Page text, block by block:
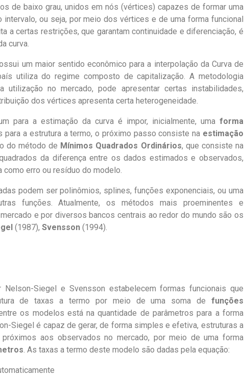
de baixo grau, unidos em nós (vértices) capazes de formar uma
intervalo, ou seja, por meio dos vértices e de uma forma funcional
a certas restrições, que garantam continuidade e diferenciação, é
curva.
um maior sentido econômico para a interpolação da Curva de
utiliza do regime composto de capitalização. A metodologia
utilização no mercado, pode apresentar certas instabilidades,
dos vértices apresenta certa heterogeneidade.
para a estimação da curva é impor, inicialmente, uma forma
para a estrutura a termo, o próximo passo consiste na estimação
do método de Mínimos Quadrados Ordinários, que consiste na
da diferença entre os dados estimados e observados,
erro ou resíduo do modelo.
podem ser polinômios, splines, funções exponenciais, ou uma
funções. Atualmente, os métodos mais proeminentes e
e por diversos bancos centrais ao redor do mundo são os
(1987), Svensson (1994).
Siegel e Svensson estabelecem formas funcionais que
de taxas a termo por meio de uma soma de funções
os modelos estána quantidade de parâmetros para a forma
Siegel é capaz de gerar, de forma simples e efetiva, estruturas a
aos observados no mercado, por meio de uma forma
. As taxas a termo deste modelo são dadas pela equação: